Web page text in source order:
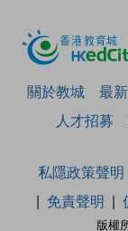
關於教城 最
人才招募
版權
私隱政策聲明
免責聲明